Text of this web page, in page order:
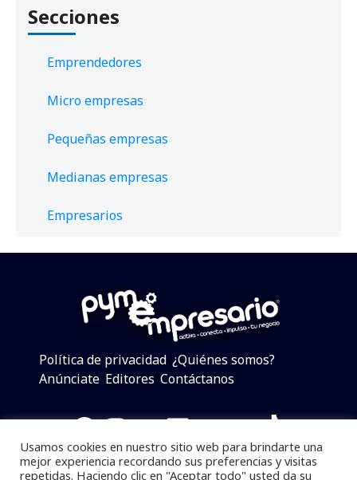
Secciones
Emprendedores
Micro empresas
Pequeñas empresas
Medianas empresas
Empresarios
Política de privacidad ¿Quiénes somos?
Anúnciate Editores Contáctanos
Facebook
Instagram
Twitter
LinkedIn
Telegram
YouTube
TikTok
Usamos cookies en nuestro sitio web para brindarte una
mejor experiencia recordando sus preferencias y visitas
repetidas. Haciendo clic en "Aceptar todo" usted da su